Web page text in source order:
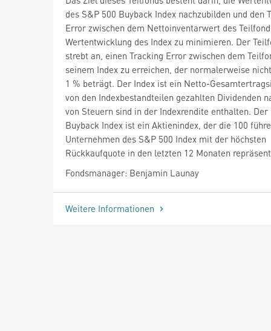
des S&P 500 Buyback Index nachzubilden und den
Error zwischen dem Nettoinventarwert des
Wertentwicklung des Index zu minimieren. Der
strebt an, einen Tracking Error zwischen dem
seinem Index zu erreichen, der normalerweise
1 % beträgt. Der Index ist ein Netto-
von den Indexbestandteilen gezahlten Dividenden
von Steuern sind in der Indexrendite enthalten. Der
Buyback Index ist ein Aktienindex, der die 100
Unternehmen des S&P 500 Index mit der höchsten
Rückkaufquote in den letzten 12 Monaten
Fondsmanager: Benjamin Launay
Weitere Informationen